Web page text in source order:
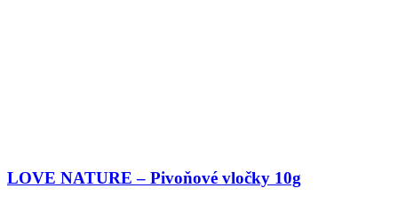
LOVE NATURE – Pivoňové vločky 10g